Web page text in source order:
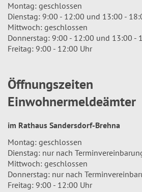
Montag: geschlossen
Dienstag: 9:00 - 12:00 und 13:00 -
Mittwoch: geschlossen
Donnerstag: 9:00 - 12:00 und 13:00 -
Freitag: 9:00 - 12:00 Uhr
Öffnungszeiten
Einwohnermeldeämter
im Rathaus Sandersdorf-Brehna
Montag: geschlossen
Dienstag: nur nach
Mittwoch: geschlossen
Donnerstag: nur nach
Freitag: 9:00 - 12:00 Uhr